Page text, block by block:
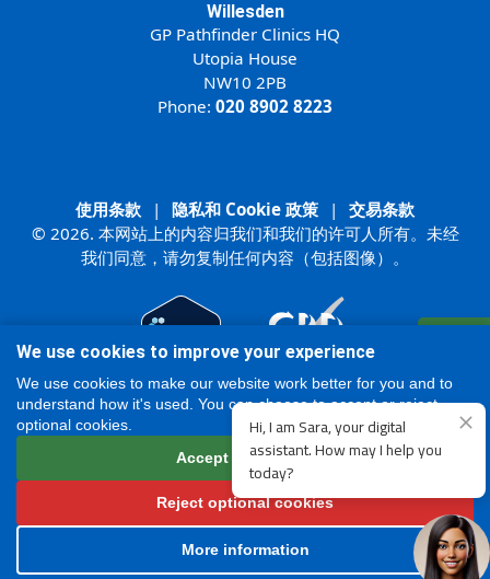
Willesden
GP Pathfinder Clinics HQ
Utopia House
NW10 2PB
Phone: 020 8902 8223
使用条款 | 隐私和 Cookie 政策 |
交易条款
© 2026. 本网站上的内容归我们和我们的许可人所有。未经
我们同意，请勿复制任何内容（包括图像）。
We use cookies to improve your experience
We use cookies to make our website work better for you and to
understand how it's used. You can choose to accept or reject
optional cookies.
Accept all cookies
Reject optional cookies
More information